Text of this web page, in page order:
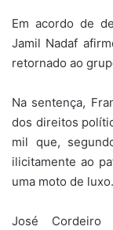
Em acordo de
Jamil Nadaf
retornado ao
Na sentença,
dos direitos
mil que,
ilicitamente ao
uma moto de luxo.
José